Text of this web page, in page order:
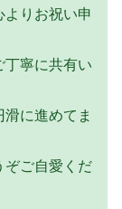
よりお祝い申
丁寧に共有い
に進めてま
ぞご自愛くだ